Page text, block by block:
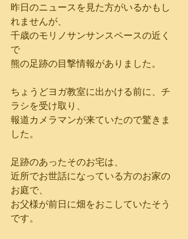
昨日のニュースを見た方がいるかもし
れませんが、
千歳のモリノサンサンスペースの近く
で
熊の足跡の目撃情報がありました。
ちょうどヨガ教室に出かける前に、チ
ラシを受け取り、
報道カメラマンが来ていたので驚きま
した。
足跡のあったそのお宅は、
近所でお世話になっている方のお家の
お庭で、
お父様が前日に畑をおこしていたそう
です。